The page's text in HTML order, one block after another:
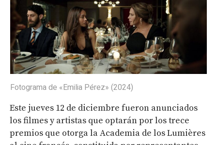
Fotograma de «Emilia Pérez» (2024)
Este jueves 12 de diciembre fueron anunciados
los filmes y artistas que optarán por los trece
premios que otorga la Academia de los Lumières